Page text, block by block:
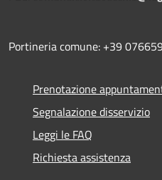
Portineria comune: +39
Prenotazione
Segnalazione disservizio
Leggi le FAQ
Richiesta assistenza